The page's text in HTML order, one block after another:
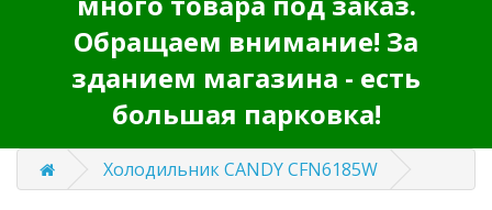
Обращаем внимание! За
зданием магазина - есть
большая парковка!
Холодильник CANDY CFN6185W